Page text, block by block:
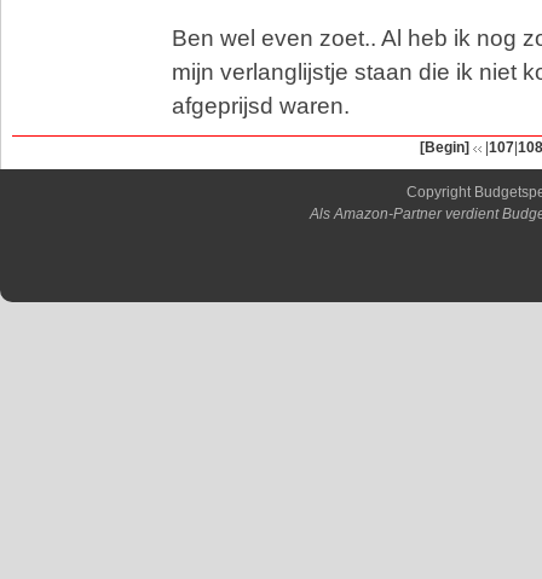
Ben wel even zoet.. Al heb ik nog
mijn verlanglijstje staan die ik niet
afgeprijsd waren.
[Begin] 107 108
Copyright
Als Amazon-Partner verdient